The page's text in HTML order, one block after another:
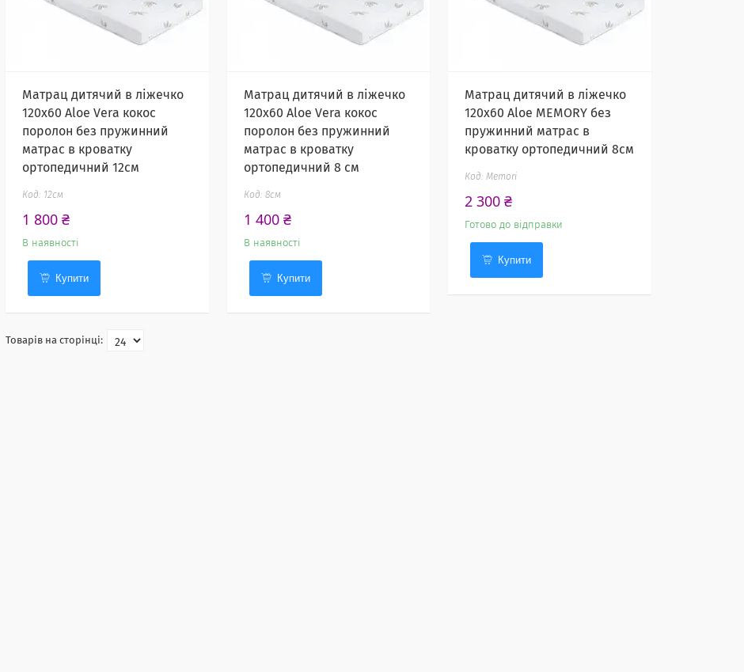
Матрац дитячий в ліжечко
120х60 Aloe Vera кокос
поролон без пружинний
матрас в кроватку
ортопедичний 12см
12см
1 800 ₴
В наявності
Купити
Матрац дитячий в ліжечко
120х60 Aloe Vera кокос
поролон без пружинний
матрас в кроватку
ортопедичний 8 см
8см
1 400 ₴
В наявності
Купити
Матрац дитячий в ліжечко
120х60 Aloe MEMORY без
пружинний матрас в
кроватку ортопедичний 8см
Memori
2 300 ₴
Готово до відправки
Купити